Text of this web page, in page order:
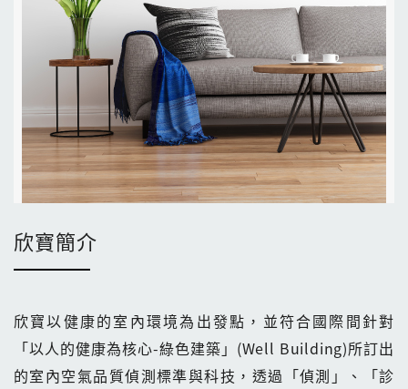
欣寶簡介
欣寶以健康的室內環境為出發點，並符合國際間針對
「以人的健康為核心-綠色建築」(Well Building)所訂出
的室內空氣品質偵測標準與科技，透過「偵測」、「診